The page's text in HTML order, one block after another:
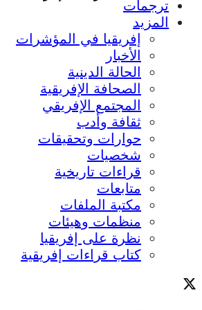
ترجمات
المزيد
إفريقيا في المؤشرات
الأخبار
الحالة الدينية
الصحافة الإفريقية
المجتمع الإفريقي
ثقافة وأدب
حوارات وتحقيقات
شخصيات
قراءات تاريخية
متابعات
مكتبة الملفات
منظمات وهيئات
نظرة على إفريقيا
كتاب قراءات إفريقية